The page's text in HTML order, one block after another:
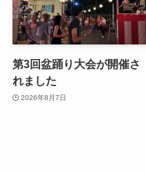
第3回盆踊り大会が開催さ
れました
2026年8月7日